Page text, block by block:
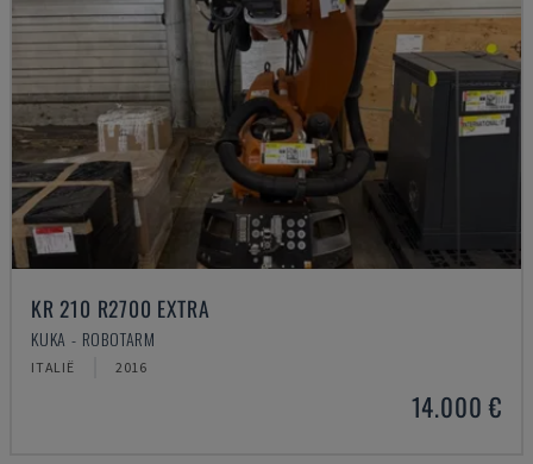
KR 210 R2700 EXTRA
KUKA - ROBOTARM
ITALIË 2016
14.000 €